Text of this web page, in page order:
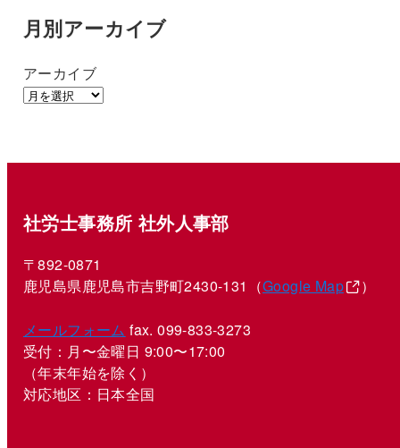
月別アーカイブ
アーカイブ
社労士事務所 社外人事部
〒892-0871
鹿児島県鹿児島市吉野町2430-131（Google Map ）
メールフォーム fax. 099-833-3273
受付：月〜金曜日 9:00〜17:00
（年末年始を除く）
対応地区：日本全国